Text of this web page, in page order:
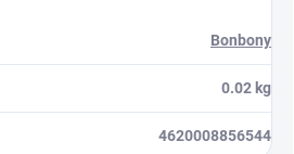
Bonbony
0.02 kg
4620008856544